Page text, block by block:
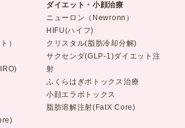
）
ダイエット・小顔治療
ニューロン（Newronn）
HIFU(ハイフ)
クリスタル(脂肪冷却分解)
サクセンダ(GLP-1)ダイエット注
射
ふくらはぎボトックス治療
小顔エラボトックス
脂肪溶解注射(FatX Core)